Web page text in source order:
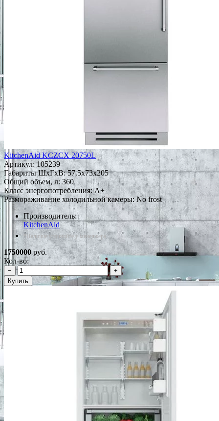
KitchenAid KCZCX 20750L
Артикул:105239
Габариты ШxГxВ: 57.5x73x205
Общий объем, л: 360
Класс энергопотребления: A+
Размораживание холодильной камеры: No frost
Производитель:
KitchenAid
*Наличие уточняйте у менеджера
1750000руб.
Кол-во:
−
+
Купить